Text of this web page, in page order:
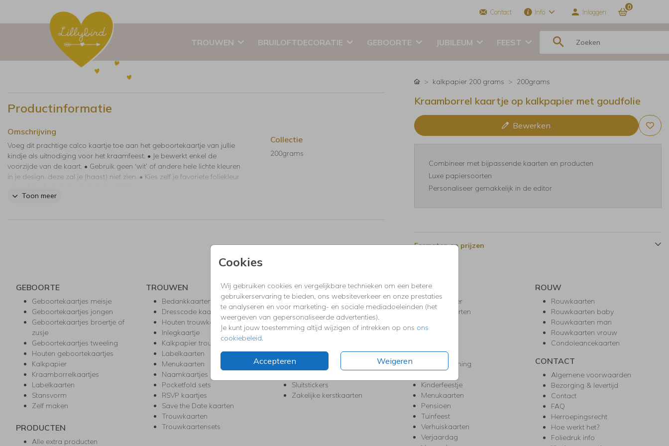
Contact Info Inloggen
0
TROUWEN BRUILOFTDECORATIE GEBOORTE JUBILEUM FEEST
Cookies
Wij gebruiken cookies en vergelijkbare technieken om een betere
gebruikerservaring te bieden, ons websiteverkeer en onze prestaties
te analyseren en voor marketing- en sociale mediadoeleinden (het
weergeven van gepersonaliseerde advertenties).
Je kunt jouw toestemming altijd wijzigen of intrekken op ons ons
cookiebeleid.
Accepteren Weigeren
Productinformatie
Omschrijving
Voeg dit prachtige calco kaartje toe aan het geboortekaartje van jullie
kindje als uitnodiging voor het kraamfeest. • Je bewerkt enkel de
voorzijde van de kaart. • Gebruik geen ‘wit’ of andere hele lichte kleuren
in je design, deze zal je (haast) niet zien. • Kies zelf je favoriete foliekleur
Toon meer
Collectie
200grams
kalkpapier 200 grams 200grams
Kraamborrel kaartje op kalkpapier met goudfolie
Bewerken
Combineer met bijpassende kaarten en producten
Luxe papiersoorten
Personaliseer gemakkelijk in de editor
Formaten en prijzen
GEBOORTE
Geboortekaartjes meisje
Geboortekaartjes jongen
Geboortekaartjes broertje of
zusje
Geboortekaartjes tweeling
Houten geboortekaartjes
Kalkpapier
Kraamborrelkaartjes
Labelkaarten
Stansvorm
Zelf maken
PRODUCTEN
Alle extra producten
TROUWEN
Bedankkaarten
Dresscode kaartjes
Houten trouwkaarten
Inlegkaartje
Kalkpapier trouwkaarten
Labelkaarten
Menukaarten
Naamkaartjes
Pocketfold sets
RSVP kaartjes
Save the Date kaarten
Trouwkaarten
Trouwkaartensets
KERST
Kerstkaarten
Kerstborrel uitnodigingen
Kerstdiner uitnodigingen
Kerstmenukaarten
Kerst-verhuiskaarten
Nieuwjaarskaarten
Sluitstickers
Zakelijke kerstkaarten
FEEST
Babyshower
Bedankkaarten
Doopsel
High Tea
Housewarming
Kinderfeestje
Menukaarten
Pensioen
Tuinfeest
Verhuiskaarten
Verjaardag
ROUW
Rouwkaarten
Rouwkaarten baby
Rouwkaarten man
Rouwkaarten vrouw
Condoleancekaarten
CONTACT
Algemene voorwaarden
Bezorging & levertijd
Contact
FAQ
Herroepingsrecht
Hoe werkt het?
Foliedruk info